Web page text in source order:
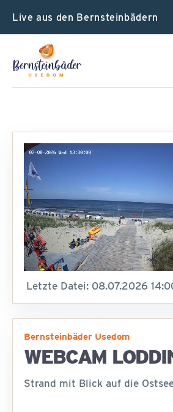
Live aus den Bernsteinbädern
Letzte Datei: 08.07.2026
Bernsteinbäder Usedom
WEBCAM
Strand mit Blick auf die